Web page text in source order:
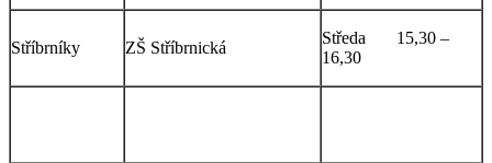
Stříbrníky ZŠ Stříbrnická
Středa 15,30 –
16,30